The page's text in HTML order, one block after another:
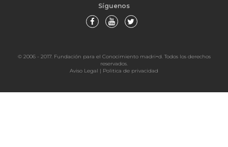
Síguenos
© 2006 - 2017. Fundación para el Conocimiento madri+d. Todos los derechos
reservados.
Aviso Legal | Politica de privacidad